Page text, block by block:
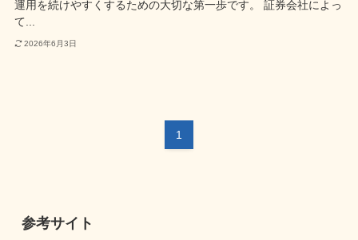
運用を続けやすくするための大切な第一歩です。 証券会社によっ
て...
2026年6月3日
1
参考サイト